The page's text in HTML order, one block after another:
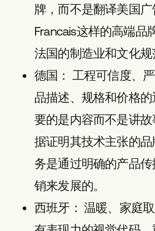
牌，而不是翻译美国广
Francais这样的高端品
法国的制造业和文化规
德国： 工程可信度、
品描述、规格和价格
要的是内容而不是讲
据证明其技术主张的
务是通过明确的产品
销来发展的。
西班牙： 温暖、家庭